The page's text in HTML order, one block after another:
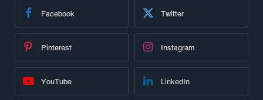
Facebook Twitter
Pinterest Instagram
YouTube LinkedIn